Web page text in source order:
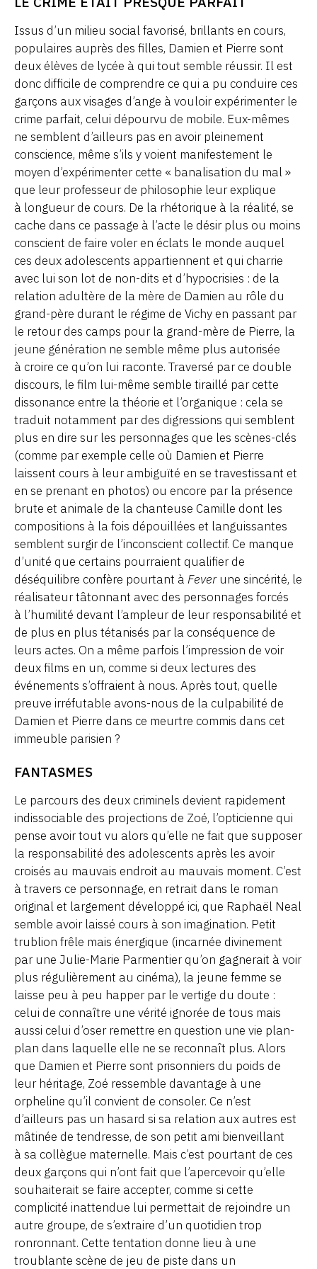
Issus d’un milieu social favorisé, brillants en cours,
populaires auprès des filles, Damien et Pierre sont
deux élèves de lycée à qui tout semble réussir. Il est
donc difficile de comprendre ce qui a pu conduire ces
garçons aux visages d’ange à vouloir expérimenter le
crime parfait, celui dépourvu de mobile. Eux-mêmes
ne semblent d’ailleurs pas en avoir pleinement
conscience, même s’ils y voient manifestement le
moyen d’expérimenter cette « banalisation du mal »
que leur professeur de philosophie leur explique
à longueur de cours. De la rhétorique à la réalité, se
cache dans ce passage à l’acte le désir plus ou moins
conscient de faire voler en éclats le monde auquel
ces deux adolescents appartiennent et qui charrie
avec lui son lot de non-dits et d’hypocrisies : de la
relation adultère de la mère de Damien au rôle du
grand-père durant le régime de Vichy en passant par
le retour des camps pour la grand-mère de Pierre, la
jeune génération ne semble même plus autorisée
à croire ce qu’on lui raconte. Traversé par ce double
discours, le film lui-même semble tiraillé par cette
dissonance entre la théorie et l’organique : cela se
traduit notamment par des digressions qui semblent
plus en dire sur les personnages que les scènes-clés
(comme par exemple celle où Damien et Pierre
laissent cours à leur ambiguïté en se travestissant et
en se prenant en photos) ou encore par la présence
brute et animale de la chanteuse Camille dont les
compositions à la fois dépouillées et languissantes
semblent surgir de l’inconscient collectif. Ce manque
d’unité que certains pourraient qualifier de
déséquilibre confère pourtant à Feverune sincérité, le
réalisateur tâtonnant avec des personnages forcés
à l’humilité devant l’ampleur de leur responsabilité et
de plus en plus tétanisés par la conséquence de
leurs actes. On a même parfois l’impression de voir
deux films en un, comme si deux lectures des
événements s’offraient à nous. Après tout, quelle
preuve irréfutable avons-nous de la culpabilité de
Damien et Pierre dans ce meurtre commis dans cet
immeuble parisien ?
FANTASMES
Le parcours des deux criminels devient rapidement
indissociable des projections de Zoé, l’opticienne qui
pense avoir tout vu alors qu’elle ne fait que supposer
la responsabilité des adolescents après les avoir
croisés au mauvais endroit au mauvais moment. C’est
à travers ce personnage, en retrait dans le roman
original et largement développé ici, que Raphaël Neal
semble avoir laissé cours à son imagination. Petit
trublion frêle mais énergique (incarnée divinement
par une Julie-Marie Parmentier qu’on gagnerait à voir
plus régulièrement au cinéma), la jeune femme se
laisse peu à peu happer par le vertige du doute :
celui de connaître une vérité ignorée de tous mais
aussi celui d’oser remettre en question une vie plan-
plan dans laquelle elle ne se reconnaît plus. Alors
que Damien et Pierre sont prisonniers du poids de
leur héritage, Zoé ressemble davantage à une
orpheline qu’il convient de consoler. Ce n’est
d’ailleurs pas un hasard si sa relation aux autres est
mâtinée de tendresse, de son petit ami bienveillant
à sa collègue maternelle. Mais c’est pourtant de ces
deux garçons qui n’ont fait que l’apercevoir qu’elle
souhaiterait se faire accepter, comme si cette
complicité inattendue lui permettait de rejoindre un
autre groupe, de s’extraire d’un quotidien trop
ronronnant. Cette tentation donne lieu à une
troublante scène de jeu de piste dans un